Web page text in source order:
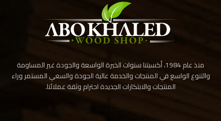
منذ عام 1984، أكسبتنا سنوات الخبرة الواسعة والجودة غير المساومة
والتنوع الواسع في المنتجات والخدمة عالية الجودة والسعي المستمر وراء
المنتجات والابتكارات الجديدة احترام وثقة عملائنا.